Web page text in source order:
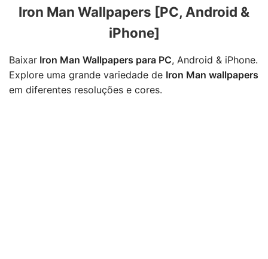
Iron Man Wallpapers [PC, Android &
iPhone]
Baixar Iron Man Wallpapers para PC, Android & iPhone.
Explore uma grande variedade de Iron Man wallpapers
em diferentes resoluções e cores.